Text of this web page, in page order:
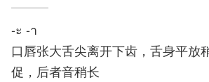
-ะ -า
口唇张大舌尖离开下齿，舌身平放
促，后者音稍长